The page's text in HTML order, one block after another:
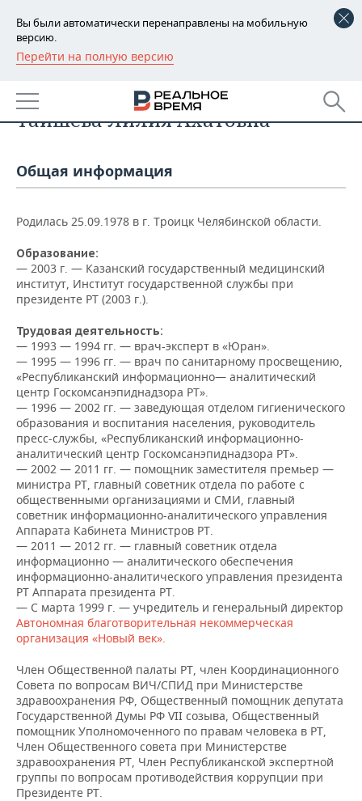
Вы были автоматически перенаправлены на мобильную
версию.
Перейти на полную версию
РЕГИОНЫ
БАШКОРТОСТАН
ТАТАРСТАН
УДМУРТИЯ
НОВОСТИ
НОВОСТИ АНАЛИТИКИ
ВУЗЫ ТАТАРСТАНА
ТОРГОВЫЕ ЦЕНТРЫ
ТАТАРСТАНА
ЭКОНОМИКА
БАНКИ
ИНВЕСТИЦИИ
ПРОМЫШЛЕННОСТИ
АГРОПРОМ
МАШИНОСТРОЕНИЕ
НЕФТЕХИМИЯ
НЕФТЬ
ОПК
ЭНЕРГЕТИКА
НЕДВИЖИМОСТЬ
НОВОСТИ НЕДВИЖИМОСТИ
АВТО
НОВОСТИ БИЗНЕСА
РОЗНИЧНАЯ ТОРГОВЛЯ
ТРАНСПОРТ
УСЛУГИ
ТЕХНОЛОГИИ
НОВОСТИ ТЕХНОЛОГИЙ
IT
МЕДИА
ТЕЛЕКОММУНИКАЦИИ
МЕРОПРИЯТИЯ
НОВОСТИ МЕРОПРИЯТИЙ
ВЫЕЗДНАЯ РЕДАКЦИЯ
БИЗНЕС-БРАНЧИ
ONLINE-КОНФЕРЕНЦИИ
ОТКРЫТАЯ ЛЕКЦИЯ
СПОРТ
НОВОСТИ СПОРТА
ФУТБОЛ
ХОККЕЙ
БАСКЕТБОЛ
ВОЛЕЙБОЛ
ФИГУРНОЕ КАТАНИЕ
ВОДНЫЕ ВИДЫ СПОРТА
ХОККЕЙ С МЯЧОМ
ОБЩЕСТВО
НОВОСТИ ОБЩЕСТВА
ВЛАСТЬ
ИНФРАСТРУКТУРА
ИСТОРИЯ
МЕДИЦИНА
ОБРАЗОВАНИЕ
ПРОИСШЕСТВИЯ
ФОТОГАЛЕРЕЯ
СЮЖЕТЫ
СПРАВОЧНИК
СПИСОК ПЕРСОН
ПОЛНАЯ ВЕРСИЯ
Таишева Лилия Ахатовна
Общая информация
Родилась 25.09.1978 в г. Троицк Челябинской области.
Образование:
— 2003 г. — Казанский государственный медицинский
институт, Институт государственной службы при
президенте РТ (2003 г.).
Трудовая деятельность:
— 1993 — 1994 гг. — врач-эксперт в «Юран».
— 1995 — 1996 гг. — врач по санитарному просвещению,
«Республиканский информационно— аналитический
центр Госкомсанэпиднадзора РТ».
— 1996 — 2002 гг. — заведующая отделом гигиенического
образования и воспитания населения, руководитель
пресс-службы, «Республиканский информационно-
аналитический центр Госкомсанэпиднадзора РТ».
— 2002 — 2011 гг. — помощник заместителя премьер —
министра РТ, главный советник отдела по работе с
общественными организациями и СМИ, главный
советник информационно-аналитического управления
Аппарата Кабинета Министров РТ.
— 2011 — 2012 гг. — главный советник отдела
информационно — аналитического обеспечения
информационно-аналитического управления президента
РТ Аппарата президента РТ.
— С марта 1999 г. — учредитель и генеральный директор
Автономная благотворительная некоммерческая
организация «Новый век».
Член Общественной палаты РТ, член Координационного
Совета по вопросам ВИЧ/СПИД при Министерстве
здравоохранения РФ, Общественный помощник депутата
Государственной Думы РФ VII созыва, Общественный
помощник Уполномоченного по правам человека в РТ,
Член Общественного совета при Министерстве
здравоохранения РТ, Член Республиканской экспертной
группы по вопросам противодействия коррупции при
Президенте РТ.